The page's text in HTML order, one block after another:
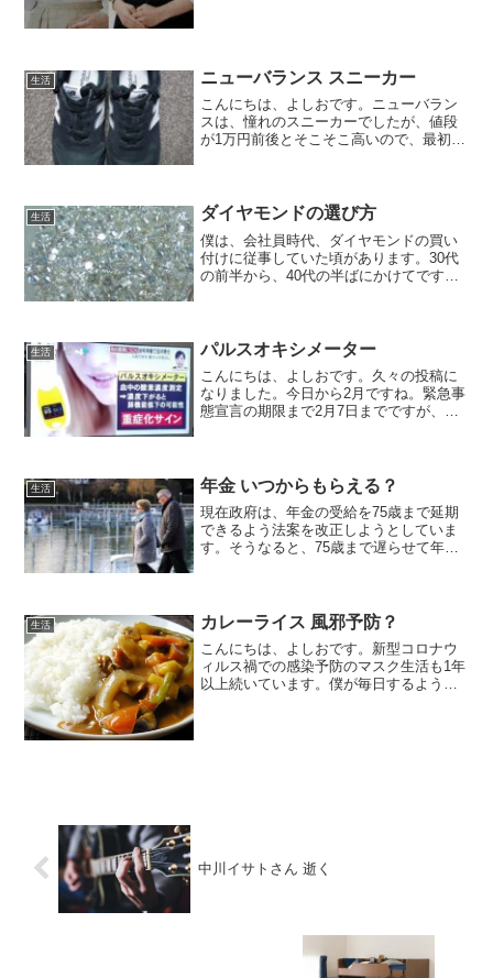
生活 ニューバランス スニーカー
こんにちは、よしおです。ニューバラン
スは、憧れのスニーカーでしたが、値段
が1万円前後とそこそこ高いので、最初は
ズは要注意です。僕は、...
生活 ダイヤモンドの選び方
僕は、会社員時代、ダイヤモンドの買い
付けに従事していた頃があります。30代
の前半から、40代の半ばにかけてです。
で手掛けている会社でした。
生活 パルスオキシメーター
こんにちは、よしおです。久々の投稿に
なりました。今日から2月ですね。緊急事
態宣言の期限まで2月7日までですが、延
療機関も切迫している...
生活 年金 いつからもらえる？
現在政府は、年金の受給を75歳まで延期
できるよう法案を改正しようとしていま
す。そうなると、75歳まで遅らせて年金
生活 カレーライス 風邪予防？
こんにちは、よしおです。新型コロナウ
ィルス禍での感染予防のマスク生活も1年
以上続いています。僕が毎日するように
中川イサトさん 逝く